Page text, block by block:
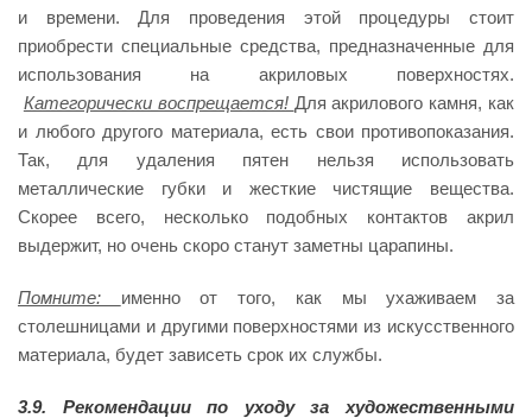
и времени. Для проведения этой процедуры стоит
приобрести специальные средства, предназначенные для
использования на акриловых поверхностях.
Категорически воспрещается! Для акрилового камня, как
и любого другого материала, есть свои противопоказания.
Так, для удаления пятен нельзя использовать
металлические губки и жесткие чистящие вещества.
Скорее всего, несколько подобных контактов акрил
выдержит, но очень скоро станут заметны царапины.
Помните:
именно от того, как мы ухаживаем за
столешницами и другими поверхностями из искусственного
материала, будет зависеть срок их службы.
3.9. Рекомендации
по уходу за художественными